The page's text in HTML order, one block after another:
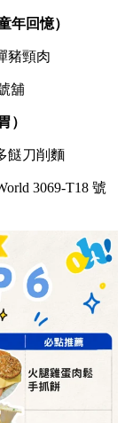
年回憶）
豬頸肉
舖
）
餸刀削麵
3069-T18 號